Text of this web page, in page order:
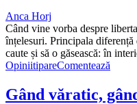
Anca Horj
Când vine vorba despre
înțelesuri. Principala
caute și să o găsească: în
OpiniitipareComentează
Gând văratic,